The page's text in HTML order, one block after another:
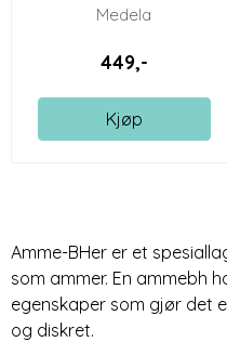
Medela
449,-
Kjøp
Amme-BHer er et
som ammer. En ammebh
egenskaper som gjør det
og diskret.